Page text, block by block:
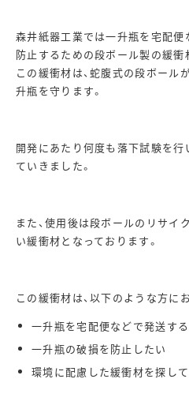
森井紙器工業では一升瓶を宅配便
防止するための段ボール製の緩衝
この緩衝材は、蛇腹式の段ボール
升瓶を守ります。
開発にあたり何度も落下試験を行
ていきました。
また、使用後は段ボールのリサイ
い緩衝材となっております。
この緩衝材は、以下のような方に
一升瓶を宅配便などで発送す
一升瓶の破損を防止したい
環境に配慮した緩衝材を探し